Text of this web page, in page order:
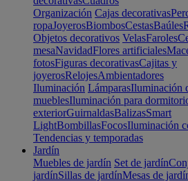
Organización Cajas decorativas
ropaJoyerosBiombosCestasBaúles
Objetos decorativos VelasFaroles
mesaNavidadFlores artificiales
fotosFiguras decorativasCajitas y
joyerosRelojesAmbientadores
Iluminación LámparasIluminación
mueblesIluminación para
exteriorGuirnaldasBalizasSmart
LightBombillasFocosIluminación
Tendencias y temporadas
Jardín
Muebles de jardín Set de jardín
jardínSillas de jardínMesas de